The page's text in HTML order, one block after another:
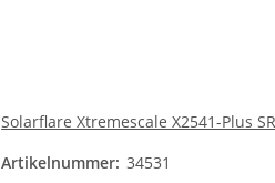
Solarflare Xtremescale X2541-Plus
Artikelnummer: 34531